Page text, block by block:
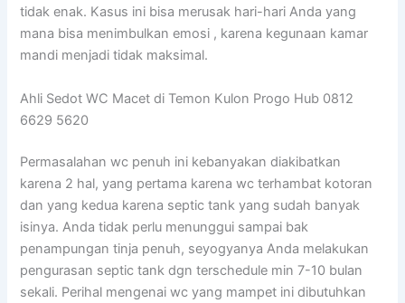
tidak enak. Kasus ini bisa merusak hari-hari Anda yang
mana bisa menimbulkan emosi , karena kegunaan kamar
mandi menjadi tidak maksimal.
Ahli Sedot WC Macet di Temon Kulon Progo Hub 0812
6629 5620
Permasalahan wc penuh ini kebanyakan diakibatkan
karena 2 hal, yang pertama karena wc terhambat kotoran
dan yang kedua karena septic tank yang sudah banyak
isinya. Anda tidak perlu menunggui sampai bak
penampungan tinja penuh, seyogyanya Anda melakukan
pengurasan septic tank dgn terschedule min 7-10 bulan
sekali. Perihal mengenai wc yang mampet ini dibutuhkan